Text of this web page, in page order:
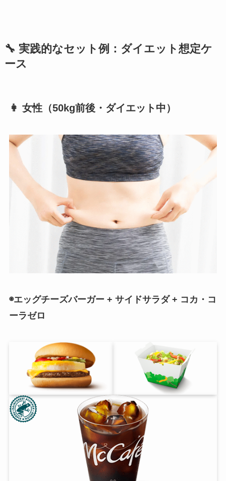
🔧 実践的なセット例：ダイエット想定ケ
ース
👩 女性（50kg前後・ダイエット中）
◉エッグチーズバーガー + サイドサラダ + コカ・コ
ーラゼロ